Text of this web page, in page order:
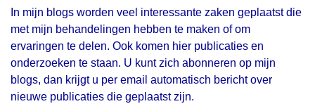
In mijn blogs worden veel interessante zaken geplaatst die
met mijn behandelingen hebben te maken of om
ervaringen te delen. Ook komen hier publicaties en
onderzoeken te staan. U kunt zich abonneren op mijn
blogs, dan krijgt u per email automatisch bericht over
nieuwe publicaties die geplaatst zijn.